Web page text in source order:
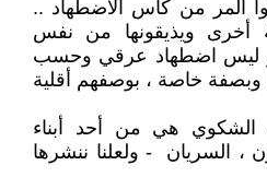
المر من كأس الاضطهاد ..
أخرى ويذيقونها من نفس
ليس اضطهاد عرقي وحسب
وبصفة خاصة ، بوصفهم أقلية
الشكوي هي من أحد أبناء
، السريان - ولعلنا ننشرها